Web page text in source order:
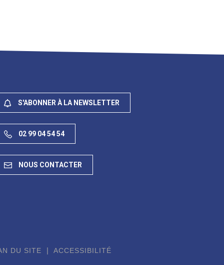
S'ABONNER À LA NEWSLETTER
02 99 04 54 54
NOUS CONTACTER
DU SITE ACCESSIBILITÉ